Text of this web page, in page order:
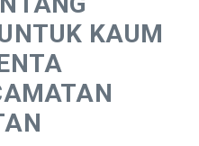
KAUM